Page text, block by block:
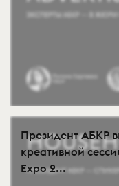
Президент АБКР
креативной
Expo 2...